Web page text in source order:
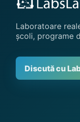
Laboratoare
școli, programe
Discută cu